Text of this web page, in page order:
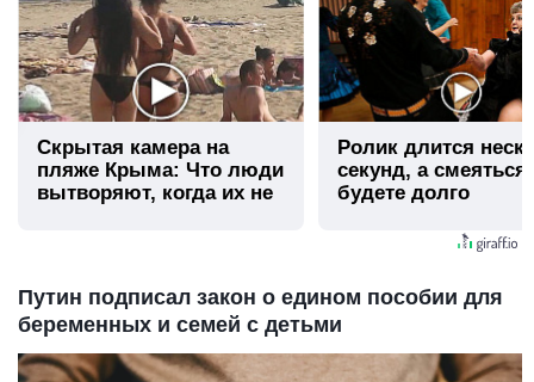
Скрытая камера на
пляже Крыма: Что люди
вытворяют, когда их не
Ролик длится
секунд, а
будете долго
Путин подписал закон о едином пособии для
беременных и семей с детьми